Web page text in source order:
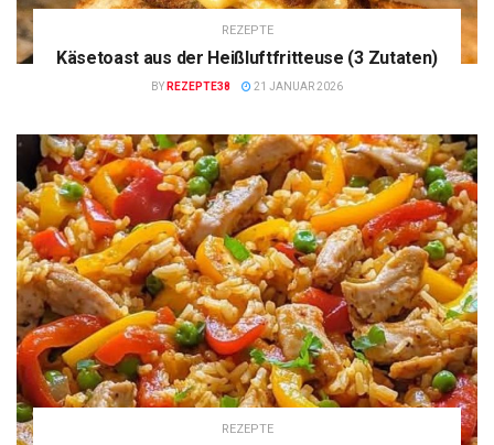
REZEPTE
Käsetoast aus der Heißluftfritteuse (3 Zutaten)
BY REZEPTE38 21 JANUAR 2026
REZEPTE